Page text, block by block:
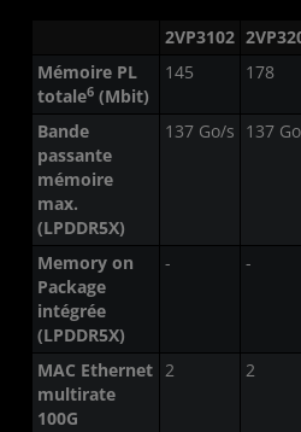
2VP3102
Mémoire PL
totale6 (Mbit)
145 178
Bande
passante
mémoire
max.
(LPDDR5X)
137 Go/s 137
Memory on
Package
intégrée
(LPDDR5X)
- -
MAC Ethernet
multirate
100G
2 2